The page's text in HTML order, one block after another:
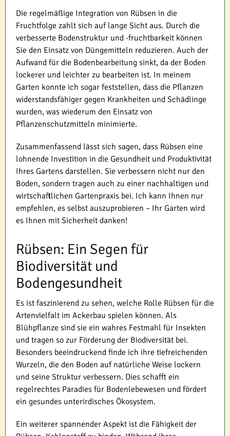
Die regelmäßige Integration von Rübsen in die
Fruchtfolge zahlt sich auf lange Sicht aus. Durch die
verbesserte Bodenstruktur und -fruchtbarkeit können
Sie den Einsatz von Düngemitteln reduzieren. Auch der
Aufwand für die Bodenbearbeitung sinkt, da der Boden
lockerer und leichter zu bearbeiten ist. In meinem
Garten konnte ich sogar feststellen, dass die Pflanzen
widerstandsfähiger gegen Krankheiten und Schädlinge
wurden, was wiederum den Einsatz von
Pflanzenschutzmitteln minimierte.
Zusammenfassend lässt sich sagen, dass Rübsen eine
lohnende Investition in die Gesundheit und Produktivität
Ihres Gartens darstellen. Sie verbessern nicht nur den
Boden, sondern tragen auch zu einer nachhaltigen und
wirtschaftlichen Gartenpraxis bei. Ich kann Ihnen nur
empfehlen, es selbst auszuprobieren – Ihr Garten wird
es Ihnen mit Sicherheit danken!
Rübsen: Ein Segen für
Biodiversität und
Bodengesundheit
Es ist faszinierend zu sehen, welche Rolle Rübsen für die
Artenvielfalt im Ackerbau spielen können. Als
Blühpflanze sind sie ein wahres Festmahl für Insekten
und tragen so zur Förderung der Biodiversität bei.
Besonders beeindruckend finde ich ihre tiefreichenden
Wurzeln, die den Boden auf natürliche Weise lockern
und seine Struktur verbessern. Dies schafft ein
regelrechtes Paradies für Bodenlebewesen und fördert
ein gesundes unterirdisches Ökosystem.
Ein weiterer spannender Aspekt ist die Fähigkeit der